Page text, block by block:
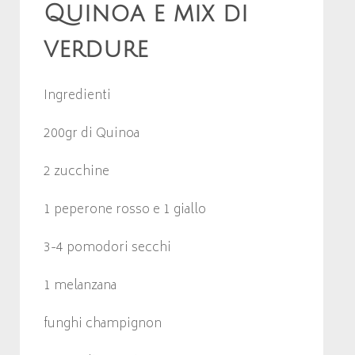
Quinoa e mix di
verdure
Ingredienti
200gr di Quinoa
2 zucchine
1 peperone rosso e 1 giallo
3-4 pomodori secchi
1 melanzana
funghi champignon